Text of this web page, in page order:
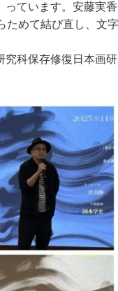
ています。安藤実
めて結び直し、文
科保存修復日本画